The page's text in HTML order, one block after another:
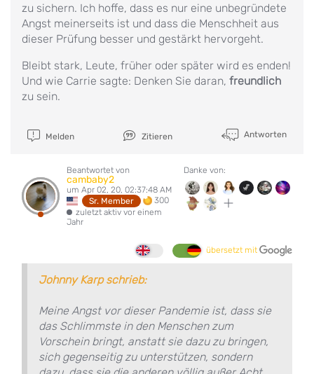
zu sichern. Ich hoffe, dass es nur eine unbegründete
Angst meinerseits ist und dass die Menschheit aus
dieser Prüfung besser und gestärkt hervorgeht.
Bleibt stark, Leute, früher oder später wird es enden!
Und wie Carrie sagte: Denken Sie daran, freundlich
zu sein.
Melden Zitieren Antworten
Beantwortet von
cambaby2
um Apr 02, 20, 02:37:48 AM
Sr. Member
300
zuletzt aktiv vor einem
Jahr
Danke von:
übersetzt mit
Johnny Karp schrieb:
Meine Angst vor dieser Pandemie ist, dass sie
das Schlimmste in den Menschen zum
Vorschein bringt, anstatt sie dazu zu bringen,
sich gegenseitig zu unterstützen, sondern